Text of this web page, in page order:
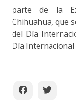
parte de la
Chihuahua, que
del Día
Día